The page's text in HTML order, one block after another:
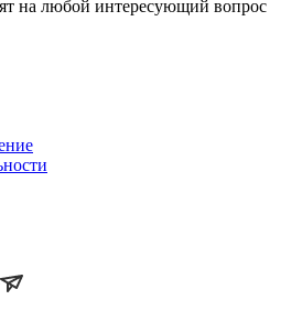
на любой интересующий вопрос